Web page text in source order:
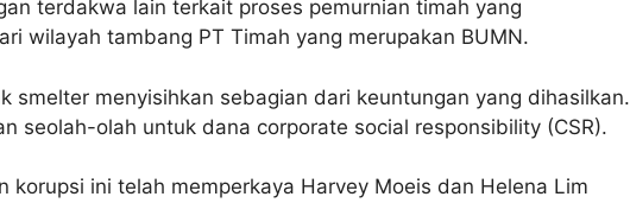
terdakwa lain terkait proses pemurnian timah yang
wilayah tambang PT Timah yang merupakan BUMN.
smelter menyisihkan sebagian dari keuntungan yang dihasilkan.
seolah-olah untuk dana corporate social responsibility (CSR).
korupsi ini telah memperkaya Harvey Moeis dan Helena Lim